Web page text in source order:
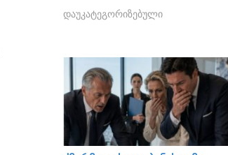
დაუკატეგორიზებული